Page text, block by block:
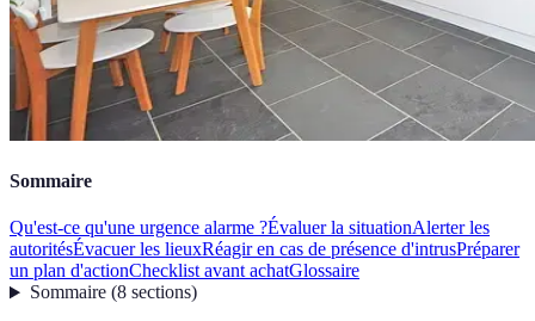
Sommaire
Qu'est-ce qu'une urgence alarme ?Évaluer la situationAlerter les
autoritésÉvacuer les lieuxRéagir en cas de présence d'intrusPréparer
un plan d'actionChecklist avant achatGlossaire
Sommaire(8 sections)